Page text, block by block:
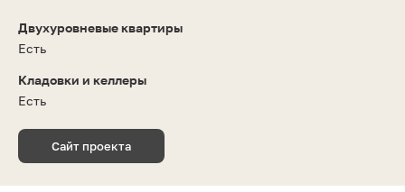
Двухуровневые квартиры
Есть
Кладовки и келлеры
Есть
Сайт проекта